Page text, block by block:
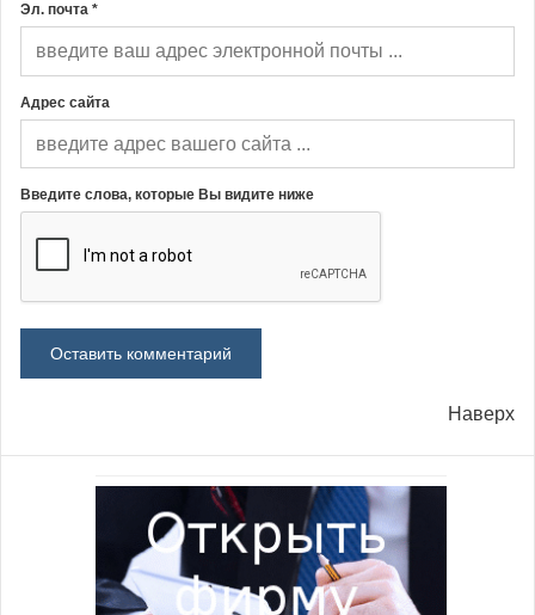
Эл. почта *
Адрес сайта
Введите слова, которые Вы видите ниже
Наверх